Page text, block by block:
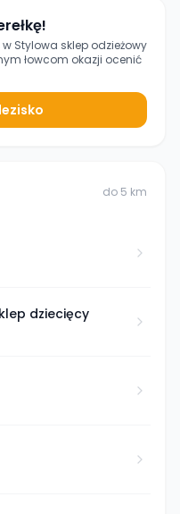
w Stylowa sklep odzieżowy
łowcom okazji ocenić
do 5 km
dziecięcy